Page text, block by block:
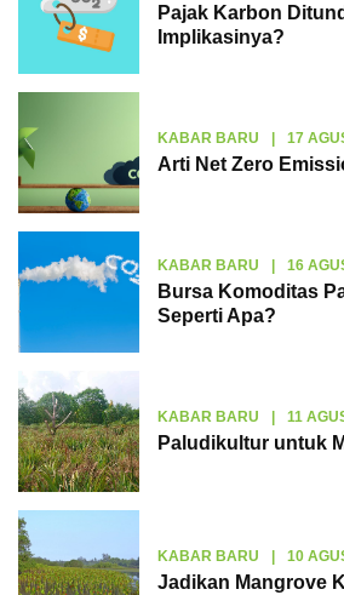
Pajak Karbon
Implikasinya?
KABAR BARU | 17
Arti Net Zero
KABAR BARU | 16
Bursa Komoditas
Seperti Apa?
KABAR BARU | 11
Paludikultur untuk
KABAR BARU | 10
Jadikan Mangrove